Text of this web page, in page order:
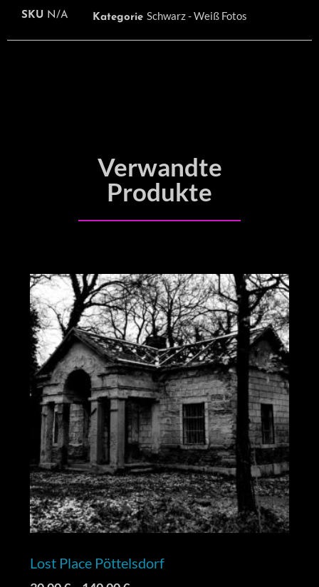
SKU N/A Kategorie Schwarz - Weiß Fotos
Verwandte
Produkte
Lost Place Pöttelsdorf